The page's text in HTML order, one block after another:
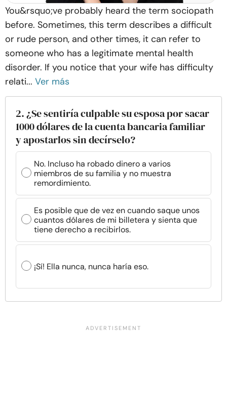
You&rsquo;ve probably heard the term sociopath
before. Sometimes, this term describes a difficult
or rude person, and other times, it can refer to
someone who has a legitimate mental health
disorder. If you notice that your wife has difficulty
relati... Ver más
2. ¿Se sentiría culpable su esposa por sacar
1000 dólares de la cuenta bancaria familiar
y apostarlos sin decírselo?
No. Incluso ha robado dinero a varios
miembros de su familia y no muestra
remordimiento.
Es posible que de vez en cuando saque unos
cuantos dólares de mi billetera y sienta que
tiene derecho a recibirlos.
¡Sí! Ella nunca, nunca haría eso.